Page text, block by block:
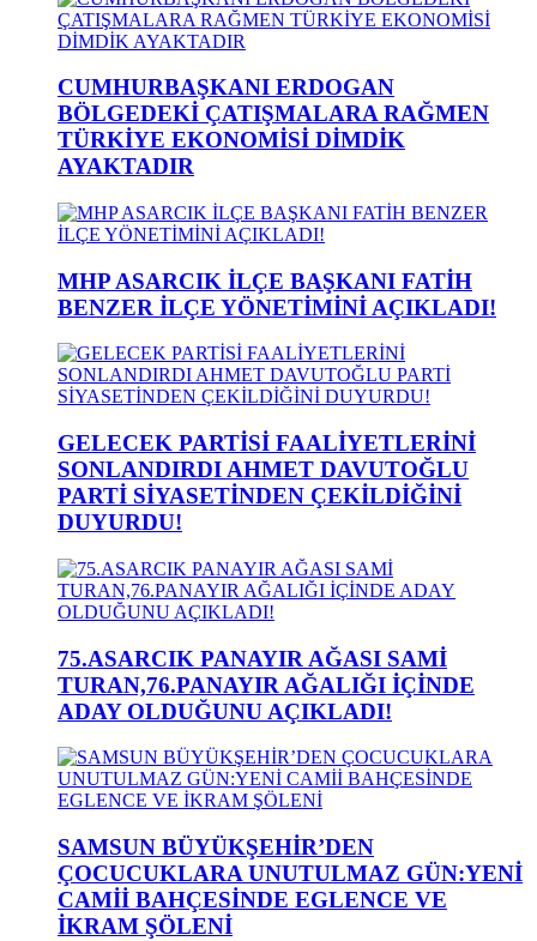
CUMHURBAŞKANI ERDOGAN
BÖLGEDEKİ ÇATIŞMALARA RAĞMEN
TÜRKİYE EKONOMİSİ DİMDİK
AYAKTADIR
MHP ASARCIK İLÇE BAŞKANI FATİH
BENZER İLÇE YÖNETİMİNİ AÇIKLADI!
GELECEK PARTİSİ FAALİYETLERİNİ
SONLANDIRDI AHMET DAVUTOĞLU
PARTİ SİYASETİNDEN ÇEKİLDİĞİNİ
DUYURDU!
75.ASARCIK PANAYIR AĞASI SAMİ
TURAN,76.PANAYIR AĞALIĞI İÇİNDE
ADAY OLDUĞUNU AÇIKLADI!
SAMSUN BÜYÜKŞEHİR’DEN
ÇOCUCUKLARA UNUTULMAZ GÜN:YENİ
CAMİİ BAHÇESİNDE EGLENCE VE
İKRAM ŞÖLENİ